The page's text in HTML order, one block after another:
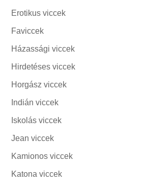
Erotikus viccek
Faviccek
Házassági viccek
Hirdetéses viccek
Horgász viccek
Indián viccek
Iskolás viccek
Jean viccek
Kamionos viccek
Katona viccek